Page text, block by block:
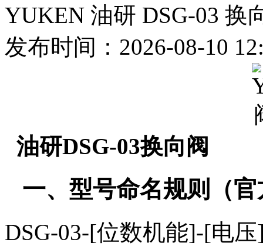
YUKEN 油研 DSG-03 换
发布时间：2026-08-10
油研DSG-03换向阀
一、型号命名规则（
DSG-03-[位数机能]-[电